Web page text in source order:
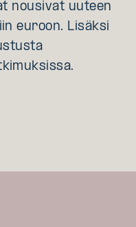
nousivat uuteen
euroon. Lisäksi